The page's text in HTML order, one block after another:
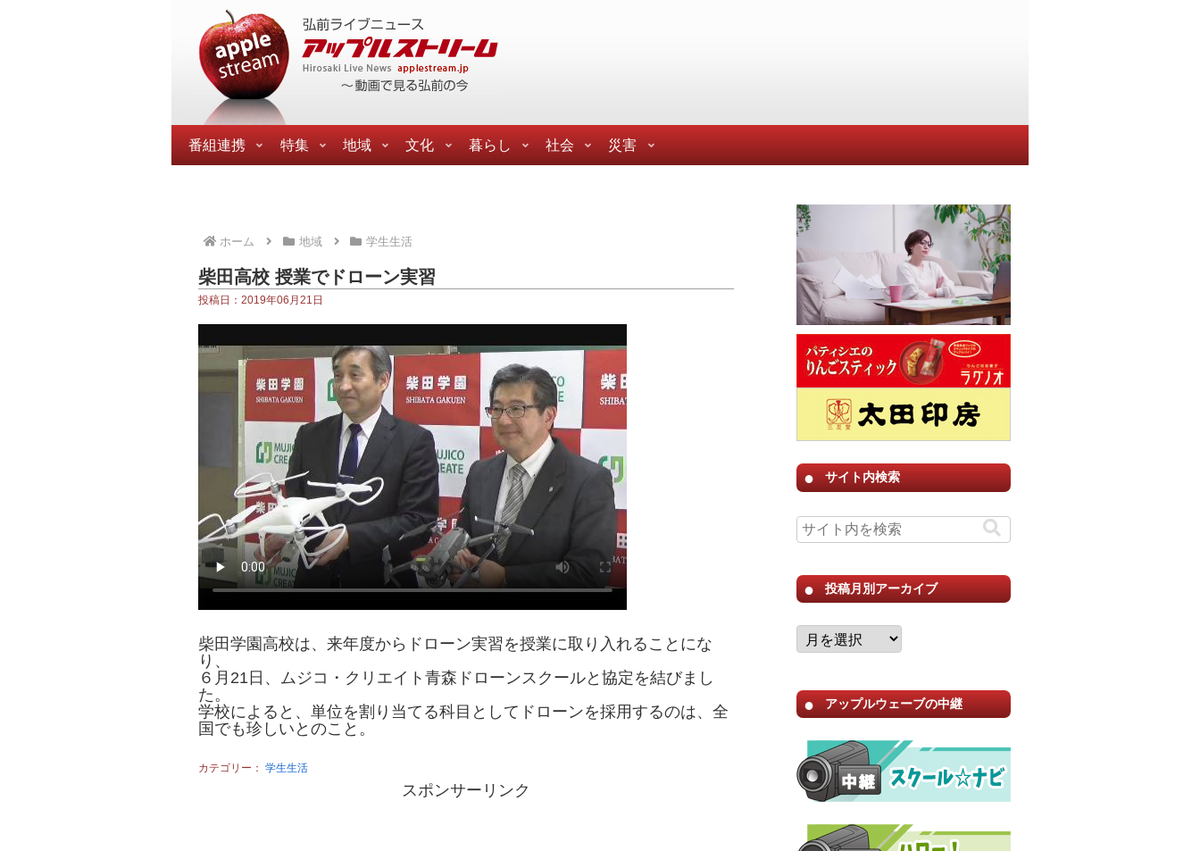
番組連携 特集 地域 文化 暮らし 社会 災害
ホーム 地域 学生生活
柴田高校 授業でドローン実習
投稿日：2019年06月21日
柴田学園高校は、来年度からドローン実習を授業に取り入れることにな
り、
６月21日、ムジコ・クリエイト青森ドローンスクールと協定を結びまし
た。
学校によると、単位を割り当てる科目としてドローンを採用するのは、全
国でも珍しいとのこと。
カテゴリー： 学生生活
スポンサーリンク
サイト内検索
投稿月別アーカイブ
アップルウェーブの中継